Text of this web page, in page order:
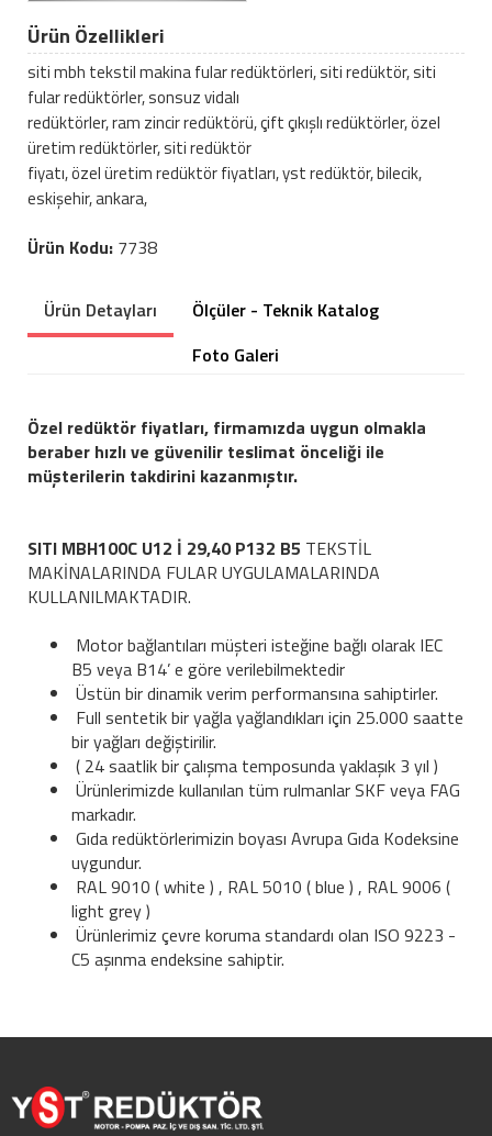
Ürün Özellikleri
siti mbh tekstil makina fular redüktörleri, siti redüktör, siti
fular redüktörler, sonsuz vidalı
redüktörler, ram zincir redüktörü, çift çıkışlı redüktörler, özel
üretim redüktörler, siti redüktör
fiyatı, özel üretim redüktör fiyatları, yst redüktör, bilecik,
eskişehir, ankara,
Ürün Kodu: 7738
Ürün Detayları
Ölçüler - Teknik Katalog
Foto Galeri
Özel redüktör fiyatları, firmamızda uygun olmakla
beraber hızlı ve güvenilir teslimat önceliği ile
müşterilerin takdirini kazanmıştır.
SITI MBH100C U12 İ 29,40 P132 B5 TEKSTİL
MAKİNALARINDA FULAR UYGULAMALARINDA
KULLANILMAKTADIR.
Motor bağlantıları müşteri isteğine bağlı olarak IEC
B5 veya B14’ e göre verilebilmektedir
Üstün bir dinamik verim performansına sahiptirler.
Full sentetik bir yağla yağlandıkları için 25.000 saatte
bir yağları değiştirilir.
( 24 saatlik bir çalışma temposunda yaklaşık 3 yıl )
Ürünlerimizde kullanılan tüm rulmanlar SKF veya FAG
markadır.
Gıda redüktörlerimizin boyası Avrupa Gıda Kodeksine
uygundur.
RAL 9010 ( white ) , RAL 5010 ( blue ) , RAL 9006 (
light grey )
Ürünlerimiz çevre koruma standardı olan ISO 9223 -
C5 aşınma endeksine sahiptir.